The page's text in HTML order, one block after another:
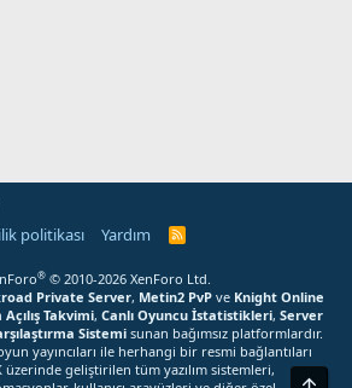
politikası Yardım
S
T
U
R
K
R
S
® © 2010-2026 XenForo Ltd.
Private Server, Metin2 PvP ve Knight Online
Açılış Takvimi, Canlı Oyuncu İstatistikleri, Server
Sistemi sunan bağımsız platformlardır.
yayıncıları ile herhangi bir resmi bağlantıları
üzerinde geliştirilen tüm yazılım sistemleri,